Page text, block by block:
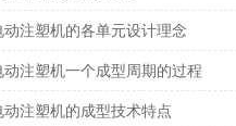
动注塑机的各单元设计理念
动注塑机一个成型周期的过程
动注塑机的成型技术特点